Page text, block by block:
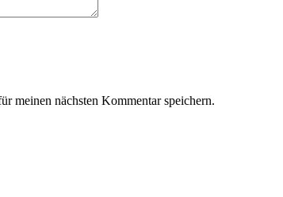
meinen nächsten Kommentar speichern.